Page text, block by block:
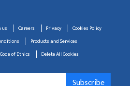
us Careers Privacy
Cookies Policy
Products and Services
Code of Ethics Delete All Cookies
Subscribe